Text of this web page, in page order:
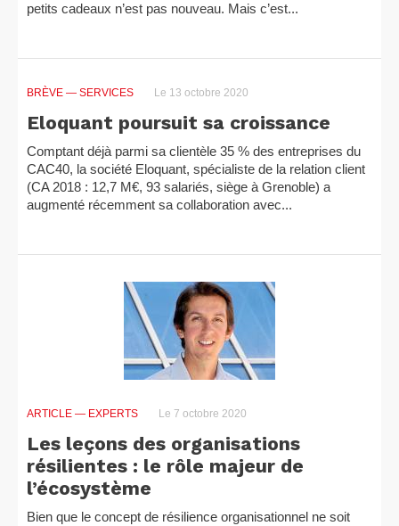
petits cadeaux n’est pas nouveau. Mais c’est...
BRÈVE — SERVICES Le 13 octobre 2020
Eloquant poursuit sa croissance
Comptant déjà parmi sa clientèle 35 % des entreprises du
CAC40, la société Eloquant, spécialiste de la relation client
(CA 2018 : 12,7 M€, 93 salariés, siège à Grenoble) a
augmenté récemment sa collaboration avec...
ARTICLE — EXPERTS Le 7 octobre 2020
Les leçons des organisations
résilientes : le rôle majeur de
l’écosystème
Bien que le concept de résilience organisationnel ne soit